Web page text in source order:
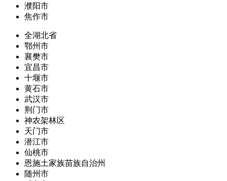
濮阳市
焦作市
全湖北省
鄂州市
襄樊市
宜昌市
十堰市
黄石市
武汉市
荆门市
神农架林区
天门市
潜江市
仙桃市
恩施土家族苗族自治州
随州市